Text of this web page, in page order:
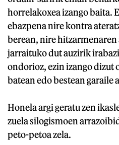
horrelakoxea izango baita.
ebazpena nire kontra
berean, nire
jarraituko dut auzirik
ondorioz, ezin izango dizut
batean edo bestean garaile
Honela argi geratu zen
zuela silogismoen
peto-petoa zela.